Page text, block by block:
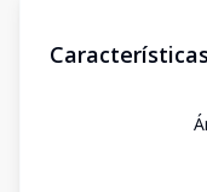
Características